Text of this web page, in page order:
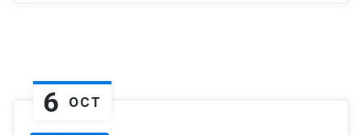
6 OCT